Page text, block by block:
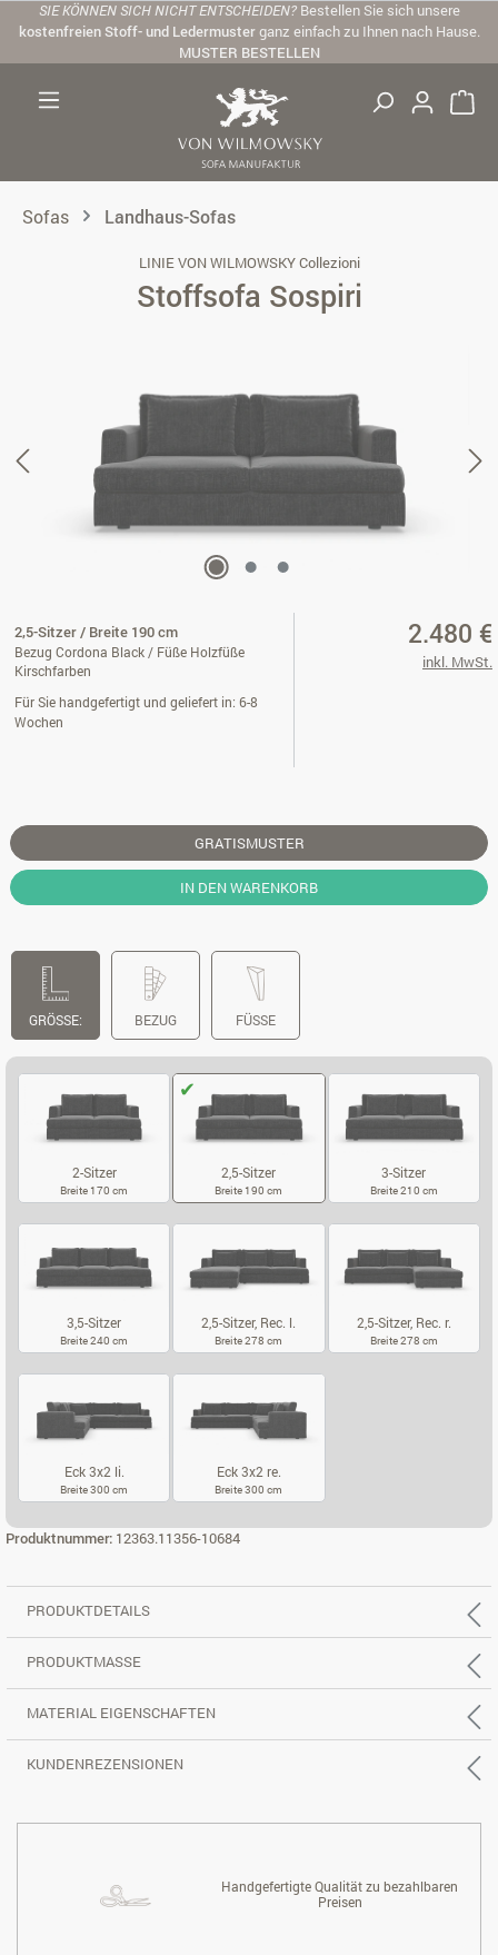
Zum Hauptinhalt springen
SIE KÖNNEN SICH NICHT ENTSCHEIDEN? Bestellen Sie sich unsere
kostenfreien Stoff- und Ledermusterganz einfach zu Ihnen nach Hause.
MUSTER BESTELLEN
Sofas Landhaus-Sofas
LINIE VON WILMOWSKY Collezioni
Stoffsofa Sospiri
2,5-Sitzer / Breite 190 cm
Bezug Cordona Black / Füße Holzfüße
Kirschfarben
Für Sie handgefertigt und geliefert in: 6-8
Wochen
2.480 €
inkl. MwSt.
GRATISMUSTER
IN DEN WARENKORB
GRÖSSE: BEZUG FÜSSE
2-Sitzer
Breite 170 cm
2,5-Sitzer
Breite 190 cm
3-Sitzer
Breite 210 cm
3,5-Sitzer
Breite 240 cm
2,5-Sitzer, Rec. l.
Breite 278 cm
2,5-Sitzer, Rec. r.
Breite 278 cm
Eck 3x2 li.
Breite 300 cm
Eck 3x2 re.
Breite 300 cm
Produktnummer: 12363.11356-10684
PRODUKTDETAILS
PRODUKTMASSE
MATERIAL EIGENSCHAFTEN
KUNDENREZENSIONEN
Handgefertigte Qualität zu bezahlbaren
Preisen